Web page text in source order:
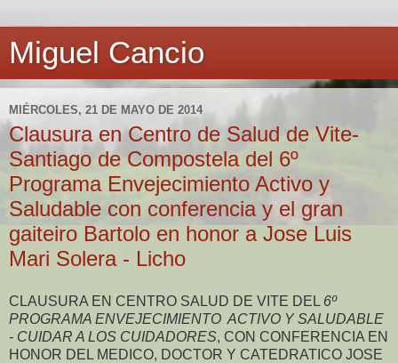
Miguel Cancio
MIÉRCOLES, 21 DE MAYO DE 2014
Clausura en Centro de Salud de Vite-
Santiago de Compostela del 6º
Programa Envejecimiento Activo y
Saludable con conferencia y el gran
gaiteiro Bartolo en honor a Jose Luis
Mari Solera - Licho
CLAUSURA EN CENTRO SALUD DE VITE DEL 6º
PROGRAMA ENVEJECIMIENTO ACTIVO Y SALUDABLE
- CUIDAR A LOS CUIDADORES, CON CONFERENCIA EN
HONOR DEL MEDICO, DOCTOR Y CATEDRATICO JOSE